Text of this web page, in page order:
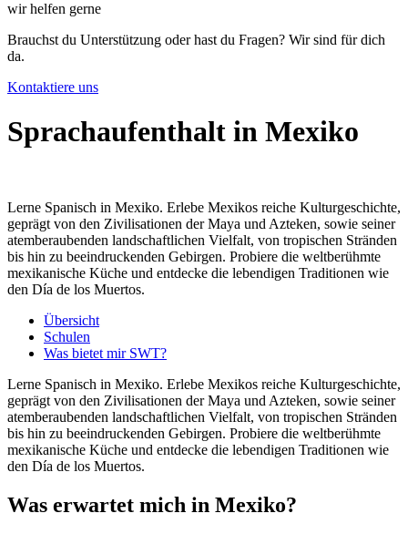
wir helfen gerne
Brauchst du Unterstützung oder hast du Fragen? Wir sind für dich
da.
Kontaktiere uns
Sprachaufenthalt in Mexiko
Lerne Spanisch in Mexiko. Erlebe Mexikos reiche Kulturgeschichte,
geprägt von den Zivilisationen der Maya und Azteken, sowie seiner
atemberaubenden landschaftlichen Vielfalt, von tropischen Stränden
bis hin zu beeindruckenden Gebirgen. Probiere die weltberühmte
mexikanische Küche und entdecke die lebendigen Traditionen wie
den Día de los Muertos.
Übersicht
Schulen
Was bietet mir SWT?
Lerne Spanisch in Mexiko. Erlebe Mexikos reiche Kulturgeschichte,
geprägt von den Zivilisationen der Maya und Azteken, sowie seiner
atemberaubenden landschaftlichen Vielfalt, von tropischen Stränden
bis hin zu beeindruckenden Gebirgen. Probiere die weltberühmte
mexikanische Küche und entdecke die lebendigen Traditionen wie
den Día de los Muertos.
Was erwartet mich in Mexiko?